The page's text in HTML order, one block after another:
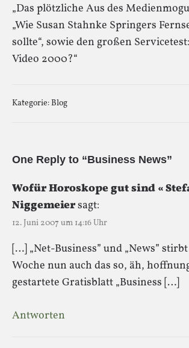
„Das plötzliche Aus des
„Wie Susan Stahnke Springers
sollte“, sowie den großen
Video 2000?“
Kategorie:Blog
One Reply to “Business News”
Wofür Horoskope gut sind «
Niggemeiersagt:
12. Juni 2007 um 14:16 Uhr
[…] „Net-Business” und „News”
Woche nun auch das so, äh,
gestartete Gratisblatt „Business […]
Antworten